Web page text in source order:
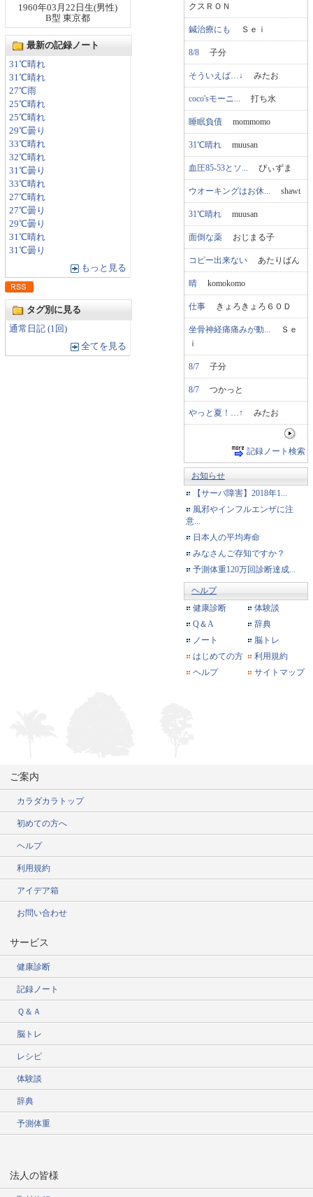
1960年03月22日生(男性)
B型 東京都
最新の記録ノート
31℃晴れ
31℃晴れ
27℃雨
25℃晴れ
25℃晴れ
29℃曇り
33℃晴れ
32℃晴れ
31℃曇り
33℃晴れ
27℃晴れ
27℃曇り
29℃曇り
31℃晴れ
31℃曇り
もっと見る
タグ別に見る
通常日記 (1回)
全てを見る
クスＲＯＮ
鍼治療にも Ｓｅｉ
8/8 子分
そういえば…↓ みたお
coco'sモーニ... 打ち水
睡眠負債 mommomo
31℃晴れ muusan
血圧85-53とソ... ぴぃずま
ウオーキングはお休... shawt
31℃晴れ muusan
面倒な薬 おじまる子
コピー出来ない あたりばん
晴 komokomo
仕事 きょろきょろ６０Ｄ
坐骨神経痛痛みが動...
Ｓｅ
ｉ
8/7 子分
8/7 つかっと
やっと夏！…↑ みたお
記録ノート検索
お知らせ
【サーバ障害】2018年1...
風邪やインフルエンザに注
意...
日本人の平均寿命
みなさんご存知ですか？
予測体重120万回診断達成...
ヘルプ
健康診断
体験談
Q＆A
辞典
ノート
脳トレ
はじめての方
利用規約
ヘルプ
サイトマップ
ご案内
カラダカラトップ
初めての方へ
ヘルプ
利用規約
アイデア箱
お問い合わせ
サービス
健康診断
記録ノート
Ｑ＆Ａ
脳トレ
レシピ
体験談
辞典
予測体重
法人の皆様